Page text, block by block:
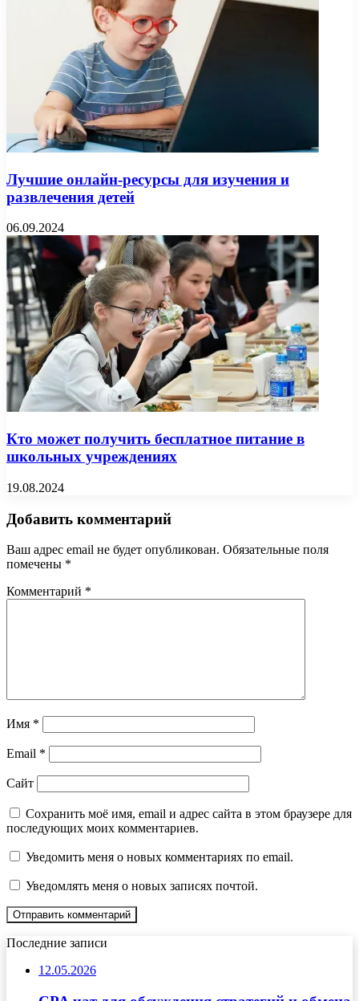
Лучшие онлайн-ресурсы для изучения и
развлечения детей
06.09.2024
Кто может получить бесплатное питание в
школьных учреждениях
19.08.2024
Добавить комментарий
Ваш адрес email не будет опубликован. Обязательные поля
помечены *
Комментарий *
Имя *
Email *
Сайт
Сохранить моё имя, email и адрес сайта в этом браузере для
последующих моих комментариев.
Уведомить меня о новых комментариях по email.
Уведомлять меня о новых записях почтой.
Последние записи
12.05.2026